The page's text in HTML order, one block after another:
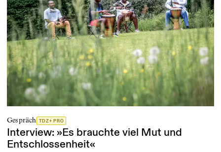
Gespräch TDZ+ PRO
Interview: »Es brauchte viel Mut und
Entschlossenheit«